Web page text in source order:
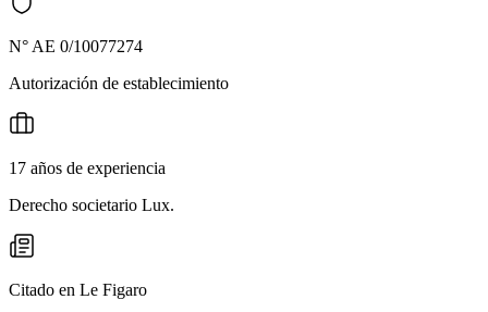
N° AE 0/10077274
Autorización de establecimiento
17 años de experiencia
Derecho societario Lux.
Citado en Le Figaro